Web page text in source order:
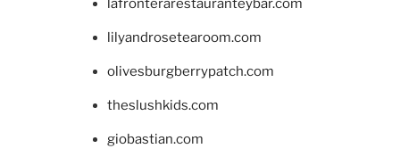
lafronterarestauranteybar.com
lilyandrosetearoom.com
olivesburgberrypatch.com
theslushkids.com
giobastian.com